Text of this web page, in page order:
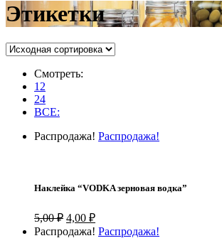
Этикетки
Смотреть:
12
24
ВСЕ:
Распродажа! Распродажа!
Наклейка “VODKA зерновая водка”
5,00₽ Первоначальная
цена
составляла
4,00 ₽Текущая
цена:
Распродажа! Распродажа!